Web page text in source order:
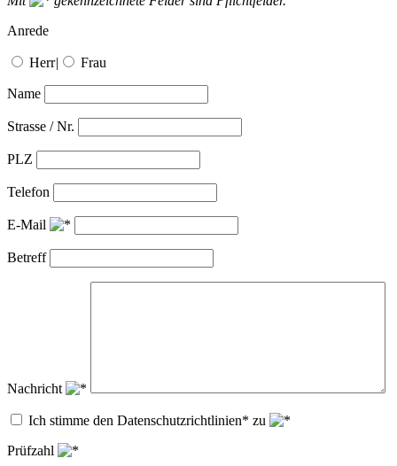
Anrede
Herr| Frau
Name
Strasse / Nr.
PLZ
Telefon
E-Mail
Betreff
Nachricht
Ich stimme den Datenschutzrichtlinien* zu
Prüfzahl